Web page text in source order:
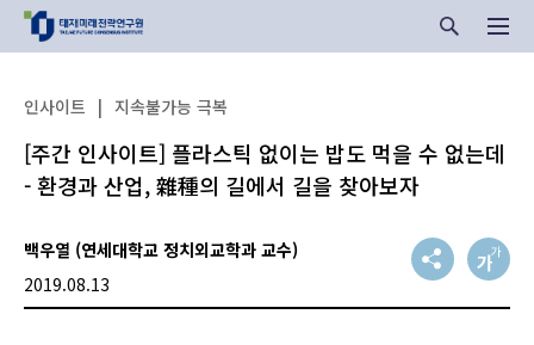
인사이트 | 지속불가능 극복
[주간 인사이트] 플라스틱 없이는 밥도 먹을 수 없는데
- 환경과 산업, 雜種의 길에서 길을 찾아보자
백우열 (연세대학교 정치외교학과 교수)
2019.08.13